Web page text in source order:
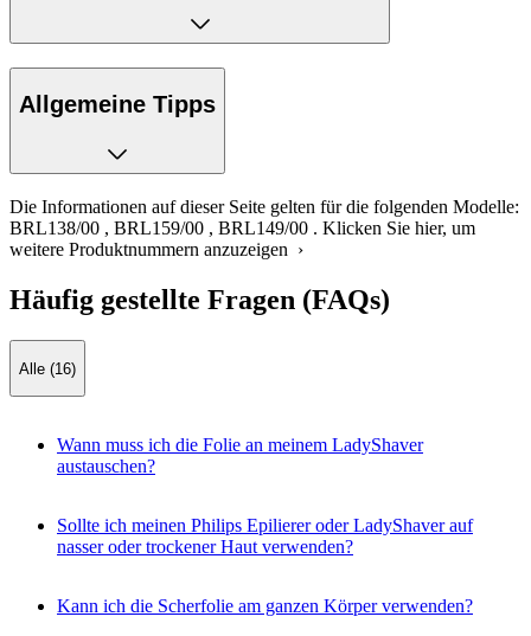
Allgemeine Tipps
Die Informationen auf dieser Seite gelten für die folgenden Modelle:
BRL138/00 , BRL159/00 , BRL149/00 . Klicken Sie hier, um
weitere Produktnummern anzuzeigen ›
Häufig gestellte Fragen (FAQs)
Alle (16)
Wann muss ich die Folie an meinem LadyShaver
austauschen?
Sollte ich meinen Philips Epilierer oder LadyShaver auf
nasser oder trockener Haut verwenden?
Kann ich die Scherfolie am ganzen Körper verwenden?